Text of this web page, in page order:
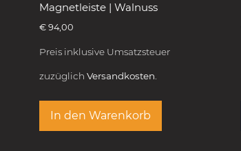
Magnetleiste | Walnuss
€94,00
Preis inklusive Umsatzsteuer
zuzüglich Versandkosten.
In den Warenkorb